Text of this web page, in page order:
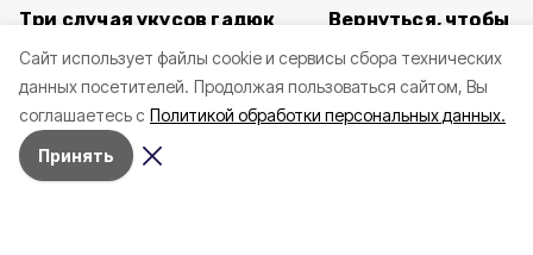
Cайт использует файлы cookie и сервисы сбора технических
данных посетителей. Продолжая пользоваться сайтом, Вы
соглашаетесь с Политикой обработки персональных данных.
Принять
Три случая укусов гадюк
Белгородской области с
начала года
Вернуться, чтобы
в Белгородскую
пять лет